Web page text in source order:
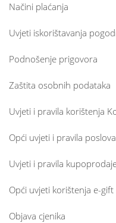
Načini plaćanja
Uvjeti iskorištavanja
Podnošenje prigovora
Zaštita osobnih podataka
Uvjeti i pravila korištenja
Opći uvjeti i pravila
Uvjeti i pravila
Opći uvjeti korištenja e-
Objava cjenika